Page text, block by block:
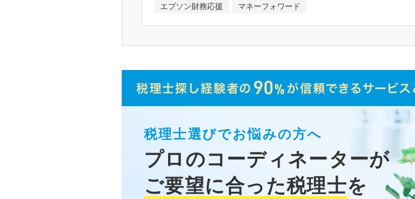
エプソン財務応援 マネーフォワード
税理士選びでお悩みの方へ
プロのコーディネーターが
ご要望に合った税理士を